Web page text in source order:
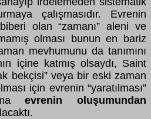
çalışmasıdır. Evrenin
olan “zamanı” aleni ve
olması bunun en bariz
mevhumunu da tanımını
içine katmış olsaydı, Saint
bekçisi” veya bir eski zaman
için evrenin “yaratılması”
evrenin oluşumundan